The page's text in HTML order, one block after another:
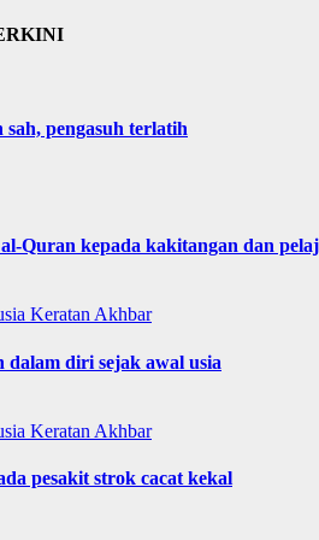
sah, pengasuh terlatih
Quran kepada kakitangan dan
Keratan Akhbar
dalam diri sejak awal usia
Keratan Akhbar
pesakit strok cacat kekal